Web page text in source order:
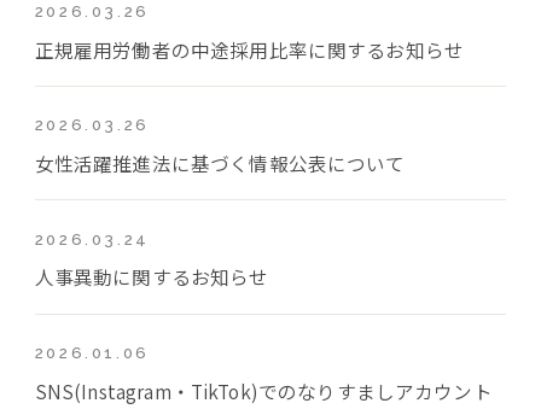
2026.03.26
正規雇用労働者の中途採用比率に関するお知らせ
2026.03.26
女性活躍推進法に基づく情報公表について
2026.03.24
人事異動に関するお知らせ
2026.01.06
SNS(Instagram・TikTok)でのなりすましアカウント